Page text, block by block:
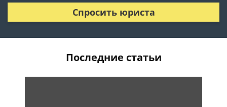
Спросить юриста
Последние статьи